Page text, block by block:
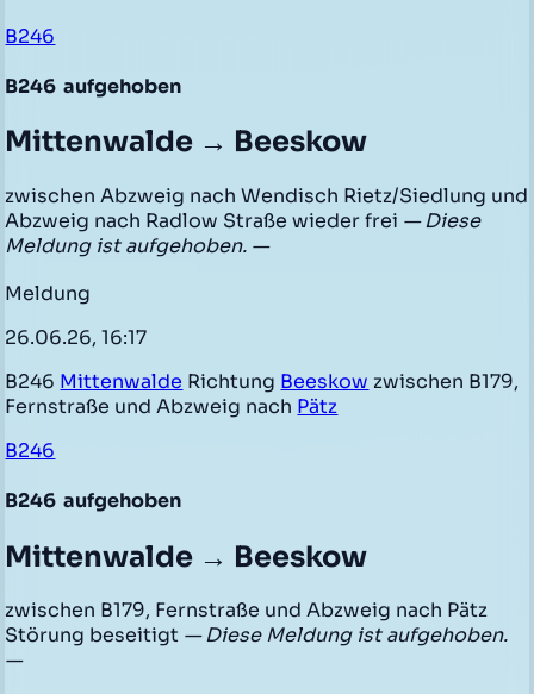
B246
B246 aufgehoben
Mittenwalde → Beeskow
zwischen Abzweig nach Wendisch Rietz/Siedlung und
Abzweig nach Radlow Straße wieder frei — Diese
Meldung ist aufgehoben. —
Meldung
26.06.26, 16:17
B246 Mittenwalde Richtung Beeskow zwischen B179,
Fernstraße und Abzweig nach Pätz
B246
B246 aufgehoben
Mittenwalde → Beeskow
zwischen B179, Fernstraße und Abzweig nach Pätz
Störung beseitigt — Diese Meldung ist aufgehoben.
—